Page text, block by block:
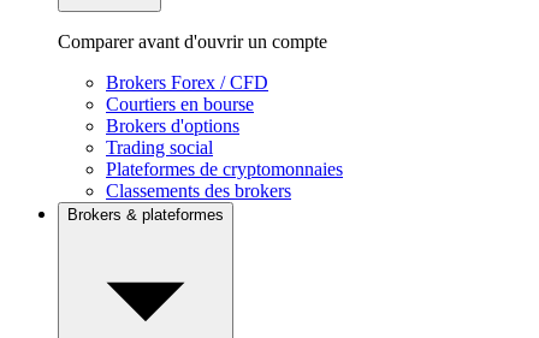
Comparer avant d'ouvrir un compte
Brokers Forex / CFD
Courtiers en bourse
Brokers d'options
Trading social
Plateformes de cryptomonnaies
Classements des brokers
Brokers & plateformes